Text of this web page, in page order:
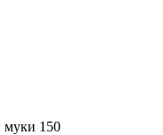
муки 150